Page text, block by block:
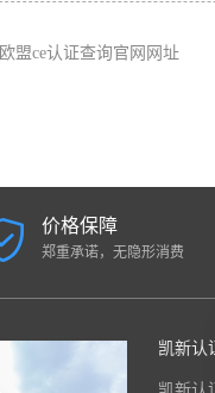
欧盟ce认证查询官网网址
价格保障
郑重承诺，无隐形消费
凯新认